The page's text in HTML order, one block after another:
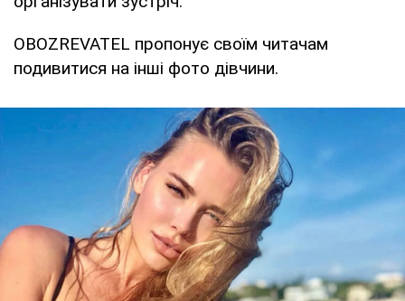
OBOZREVATEL пропонує своїм читачам
подивитися на інші фото дівчини.